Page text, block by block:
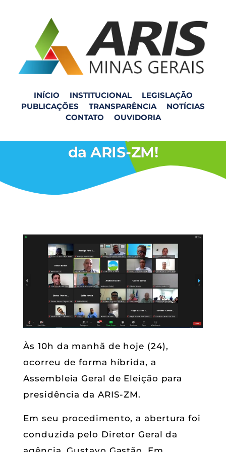
INÍCIO INSTITUCIONAL
LEGISLAÇÃO
PUBLICAÇÕES
TRANSPARÊNCIA
NOTÍCIAS
CONTATO
OUVIDORIA
Walace Pedrosa é
da ARIS-ZM!
Às 10h da manhã de hoje (24),
ocorreu de forma híbrida, a
Assembleia Geral de Eleição para
presidência da ARIS-ZM.
Em seu procedimento, a abertura foi
conduzida pelo Diretor Geral da